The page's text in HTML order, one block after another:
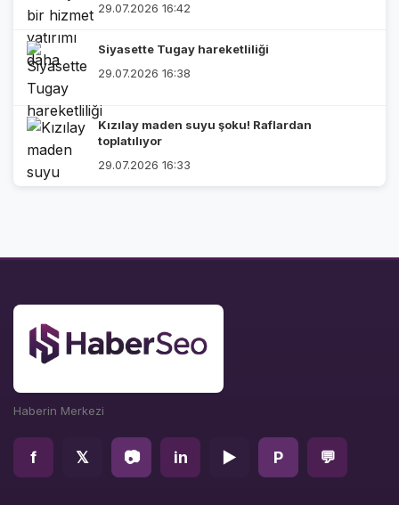
29.07.2026 16:42
Siyasette Tugay hareketliliği
29.07.2026 16:38
Kızılay maden suyu şoku! Raflardan
toplatılıyor
29.07.2026 16:33
Haberin Merkezi
f 𝕏 📷 in ▶ P 💬